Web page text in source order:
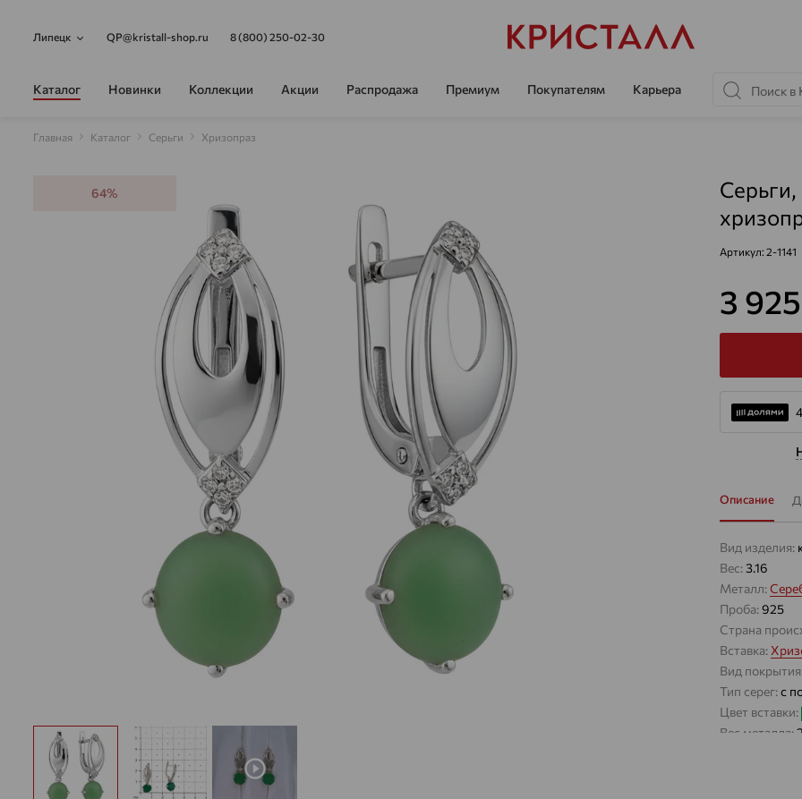
Липецк QP@kristall-shop.ru 8 (800) 250-02-30
Каталог Новинки Коллекции Акции Распродажа Премиум Покупателям Карьера
Главная Каталог Серьги Хризопраз
64%
Артикул: 2-1141
3 925
Описание
Вид изделия:
Вес:3.16
Металл:
Проба:925
Страна
Вставка:
Вид
Тип серег:с
Цвет вставки:
Вес металла: